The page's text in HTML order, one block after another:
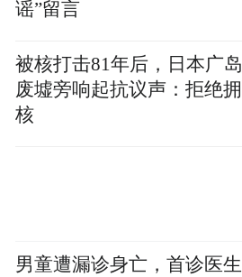
谣”留言
被核打击81年后，日本广岛
废墟旁响起抗议声：拒绝拥
核
男童遭漏诊身亡，首诊医生